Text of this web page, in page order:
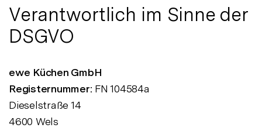
Verantwortlich im Sinne der
DSGVO
ewe Küchen GmbH
Registernummer: FN 104584a
Dieselstraße 14
4600 Wels